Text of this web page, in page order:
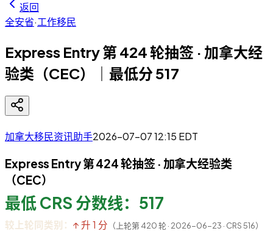
返回
全安省·工作移民
Express Entry 第 424 轮抽签 · 加拿大经
验类（CEC）｜最低分 517
加拿大移民资讯助手2026-07-07 12:15 EDT
Express Entry 第 424 轮抽签 · 加拿大经验类
（CEC）
最低 CRS 分数线：517
较上轮同类别： ↑ 升 1 分 （上轮第 420 轮 · 2026-06-23 · CRS 516）